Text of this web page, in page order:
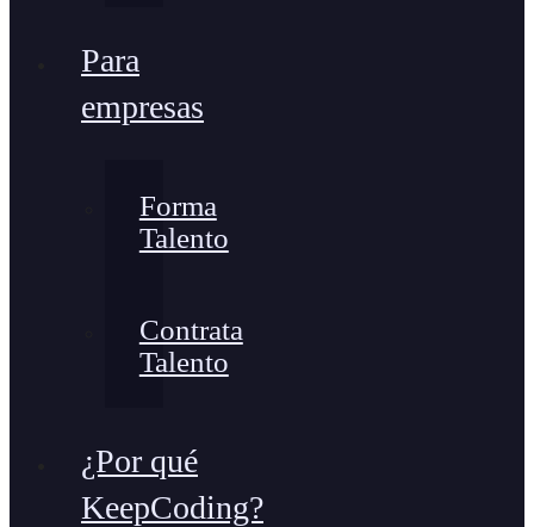
Para
empresas
Forma
Talento
Contrata
Talento
¿Por qué
KeepCoding?